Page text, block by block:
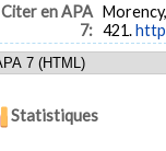
Citer en APA
7: 421.
Statistiques